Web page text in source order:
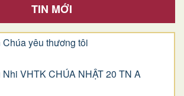
TIN MỚI
yêu thương tôi
VHTK CHÚA NHẬT 20 TN A